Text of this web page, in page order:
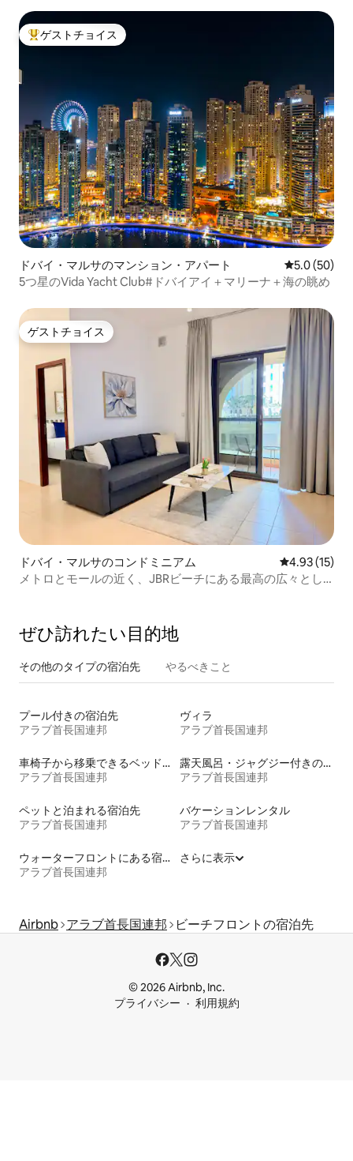
大好評のゲストチョイスです。
ゲストチョイス
ドバイ・マルサのマンション・アパート レビュー50
5.0 (50)
5つ星のVida Yacht Club#ドバイアイ＋マリーナ＋海の眺め
ゲストチョイス
ゲストチョイス
ドバイ・マルサのコンドミニアム レビュー15
4.93 (15)
メトロとモールの近く、JBRビーチにある最高の広々とし
ぜひ訪⁠れ⁠た⁠い目⁠的⁠地
その他のタ⁠イ⁠プ⁠の宿⁠泊⁠先 やるべきこと
プール付きの宿泊先
アラブ首長国連邦
ヴィラ
アラブ首長国連邦
車椅子から移乗できるベッドがある宿泊施設
アラブ首長国連邦
露天風呂・ジャグジー付きの宿泊施設
アラブ首長国連邦
ペットと泊まれる宿泊先
アラブ首長国連邦
バケーションレンタル
アラブ首長国連邦
ウォーターフロントにある宿泊施設
アラブ首長国連邦
さらに表示
Airbnb アラブ首長国連邦 ビーチフロントの宿泊先
© 2026 Airbnb, Inc.
プライバシー
利用規約